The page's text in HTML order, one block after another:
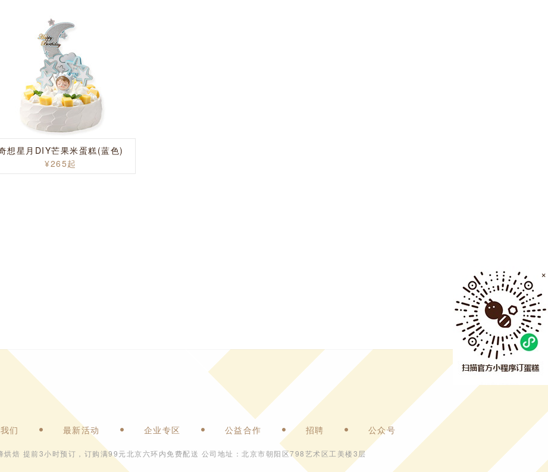
想星月DIY芒果米蛋糕(蓝色)
¥265起
们 最新活动 企业专区 公益合作 招聘 公众号
烘焙 提前3小时预订，订购满99元北京六环内免费配送 公司地址：北京市朝阳区798艺术区工美楼3层
×